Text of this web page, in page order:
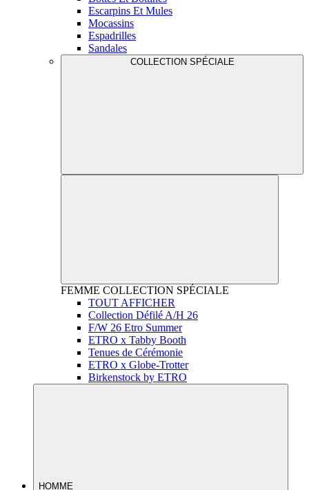
Escarpins Et Mules
Mocassins
Espadrilles
Sandales
COLLECTION SPÉCIALE
FEMME COLLECTION SPÉCIALE
TOUT AFFICHER
Collection Défilé A/H 26
F/W 26 Etro Summer
ETRO x Tabby Booth
Tenues de Cérémonie
ETRO x Globe-Trotter
Birkenstock by ETRO
HOMME